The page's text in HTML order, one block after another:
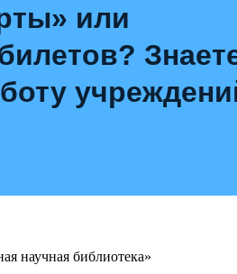
или
научная библиотека»